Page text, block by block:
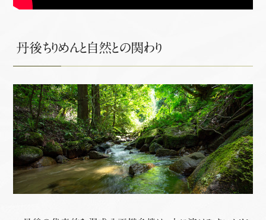
丹後ちりめんと自然との関わり